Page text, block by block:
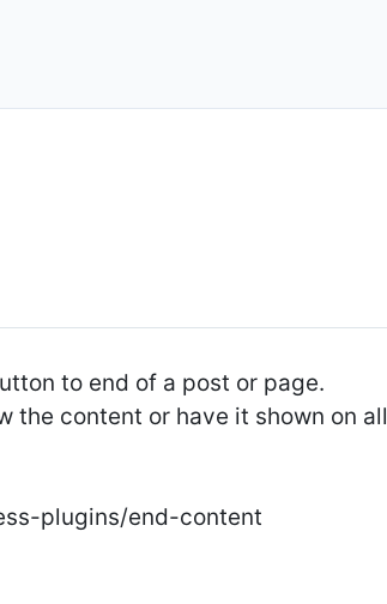
to end of a post or page.
the content or have it shown on all
plugins/end-content